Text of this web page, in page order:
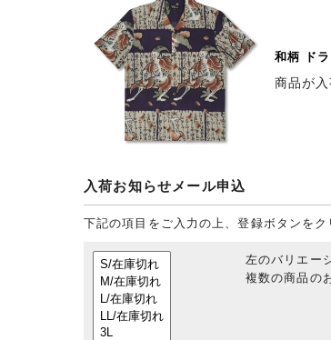
和柄 ド
商品が
入荷お知らせメール申込
下記の項目をご入力の上、登録ボタンを
左のバリエー
複数の商品の